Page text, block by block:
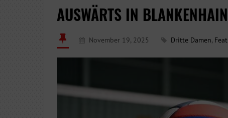
AUSWÄRTS IN
November 19, 2025 Dritte Damen,